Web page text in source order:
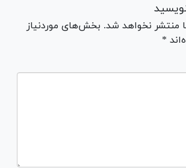
منتشر نخواهد شد. بخش‌های موردنیاز
*